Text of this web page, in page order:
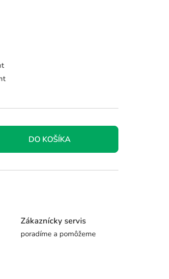
DO KOŠÍKA
Zákaznícky servis
poradíme a pomôžeme